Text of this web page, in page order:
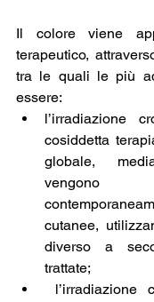
Il colore viene
terapeutico,
tra le quali le più
essere:
l’irradiazione
cosiddetta
globale,
cutanee,
diverso a
trattate;